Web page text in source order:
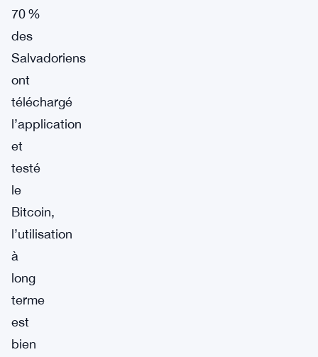
70 %
des
Salvadoriens
ont
téléchargé
l’application
et
testé
le
Bitcoin,
l’utilisation
à
long
terme
est
bien